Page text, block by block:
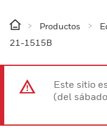
Productos
21-1515B
Este sitio
(del